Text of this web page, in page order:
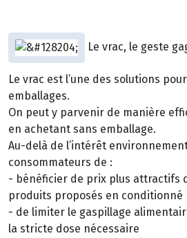
Le vrac, le geste
Le vrac est l’une des solutions
emballages.
On peut y parvenir de manière
en achetant sans emballage.
Au-delà de l’intérêt
consommateurs de :
- bénéficier de prix plus attractifs
produits proposés en conditionné
- de limiter le gaspillage
la stricte dose nécessaire